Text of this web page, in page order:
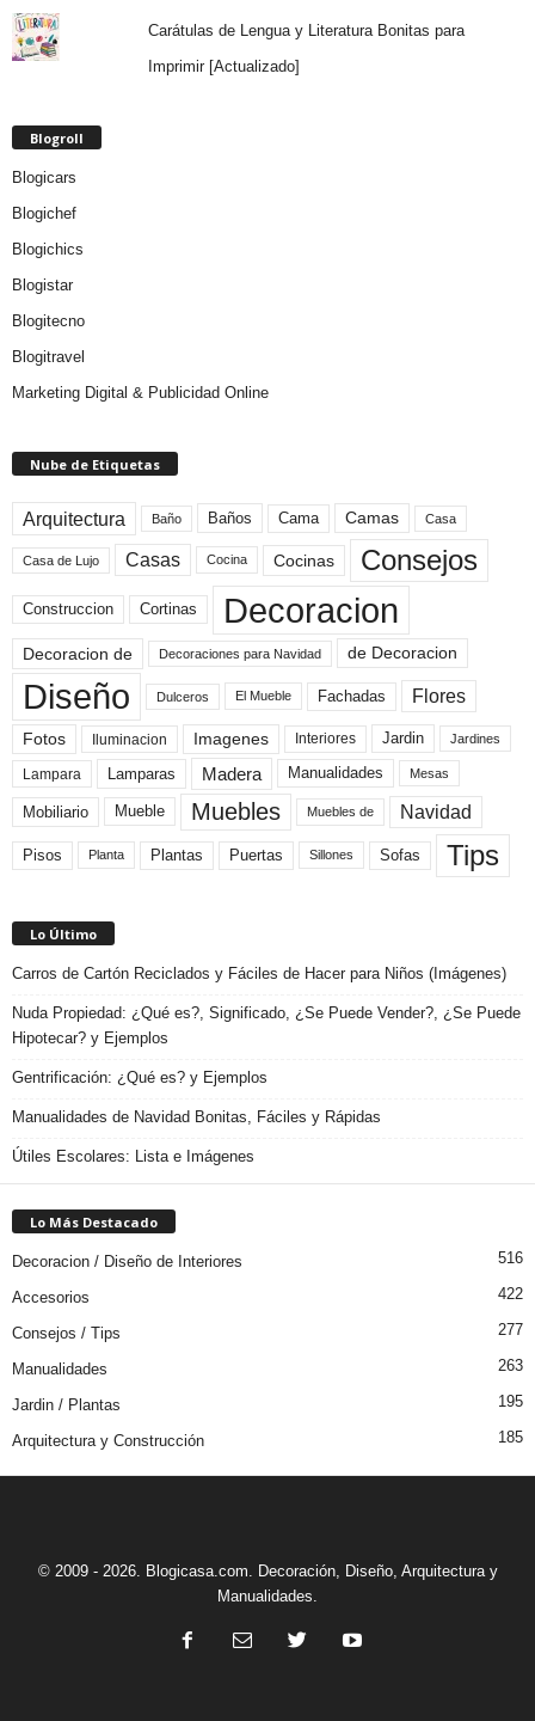
Carátulas de Lengua y Literatura Bonitas para
Imprimir [Actualizado]
Blogroll
Blogicars
Blogichef
Blogichics
Blogistar
Blogitecno
Blogitravel
Marketing Digital & Publicidad Online
Nube de Etiquetas
Arquitectura Baño Baños Cama Camas Casa
Casa de Lujo Casas Cocina Cocinas Consejos
Construccion Cortinas Decoracion
Decoracion de Decoraciones para Navidad de Decoracion
Diseño Dulceros El Mueble Fachadas Flores
Fotos Iluminacion Imagenes Interiores Jardin Jardines
Lampara Lamparas Madera Manualidades Mesas
Mobiliario Mueble Muebles Muebles de Navidad
Pisos Planta Plantas Puertas Sillones Sofas Tips
Lo Último
Carros de Cartón Reciclados y Fáciles de Hacer para Niños (Imágenes)
Nuda Propiedad: ¿Qué es?, Significado, ¿Se Puede Vender?, ¿Se Puede
Hipotecar? y Ejemplos
Gentrificación: ¿Qué es? y Ejemplos
Manualidades de Navidad Bonitas, Fáciles y Rápidas
Útiles Escolares: Lista e Imágenes
Lo Más Destacado
Decoracion / Diseño de Interiores 516
Accesorios 422
Consejos / Tips 277
Manualidades 263
Jardin / Plantas 195
Arquitectura y Construcción 185
© 2009 - 2026. Blogicasa.com. Decoración, Diseño, Arquitectura y
Manualidades.